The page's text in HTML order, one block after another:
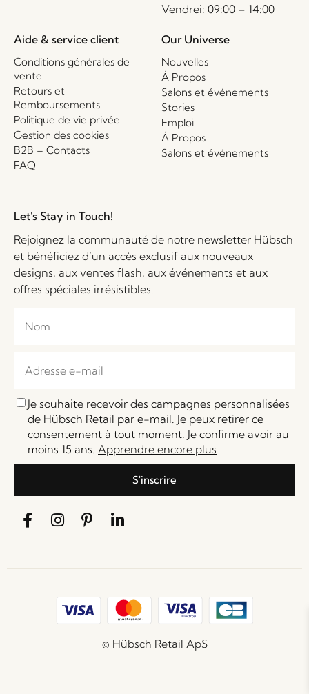
Vendrei: 09:00 – 14:00
Aide & service client
Conditions générales de
vente
Retours et
Remboursements
Politique de vie privée
Gestion des cookies
B2B – Contacts
FAQ
Our Universe
Nouvelles
Á Propos
Salons et événements
Stories
Emploi
Á Propos
Salons et événements
Let's Stay in Touch!
Rejoignez la communauté de notre newsletter Hübsch
et bénéficiez d’un accès exclusif aux nouveaux
designs, aux ventes flash, aux événements et aux
offres spéciales irrésistibles.
Je souhaite recevoir des campagnes personnalisées
de Hübsch Retail par e-mail. Je peux retirer ce
consentement à tout moment. Je confirme avoir au
moins 15 ans. Apprendre encore plus
S'inscrire
© Hübsch Retail ApS